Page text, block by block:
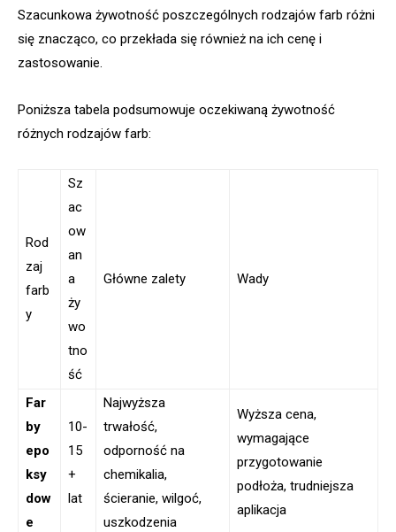
Szacunkowa żywotność poszczególnych rodzajów farb różni
się znacząco, co przekłada się również na ich cenę i
zastosowanie.
Poniższa tabela podsumowuje oczekiwaną żywotność
różnych rodzajów farb:
Rod
zaj
farb
y
Sz
ac
ow
an
a
ży
wo
tno
ść
Główne zalety Wady
Far
by
epo
ksy
dow
e
10-
15
+
lat
Najwyższa
trwałość,
odporność na
chemikalia,
ścieranie, wilgoć,
uszkodzenia
Wyższa cena,
wymagające
przygotowanie
podłoża, trudniejsza
aplikacja